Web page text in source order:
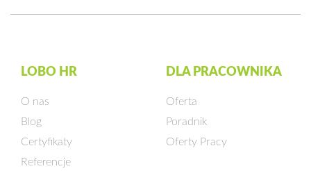
LOBO HR
O nas
Blog
Certyfikaty
Referencje
DLA PRACOWNIKA
Oferta
Poradnik
Oferty Pracy